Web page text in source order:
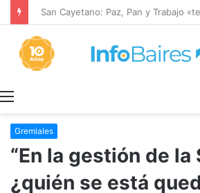
Gremiales
“En la gestión de la
¿quién se está